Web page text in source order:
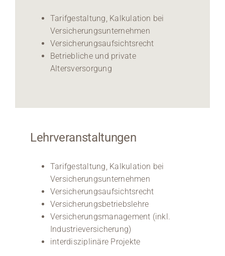
Tarifgestaltung, Kalkulation bei
Versicherungsunternehmen
Versicherungsaufsichtsrecht
Betriebliche und private
Altersversorgung
Lehrveranstaltungen
Tarifgestaltung, Kalkulation bei
Versicherungsunternehmen
Versicherungsaufsichtsrecht
Versicherungsbetriebslehre
Versicherungsmanagement (inkl.
Industrieversicherung)
interdisziplinäre Projekte